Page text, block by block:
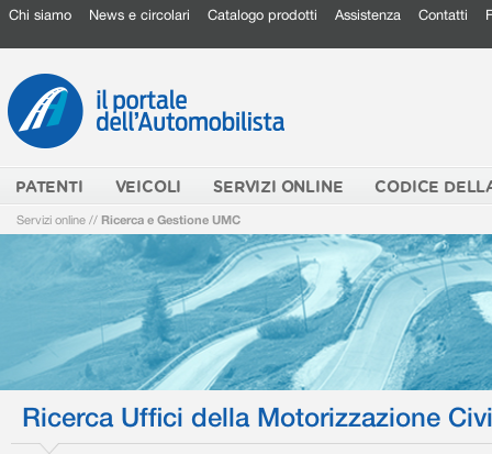
Chi siamo News e circolari Catalogo prodotti Assistenza Contatti
PATENTI VEICOLI SERVIZI ONLINE CODICE
Servizi online // Ricerca e Gestione UMC
Ricerca Uffici della Motorizzazione